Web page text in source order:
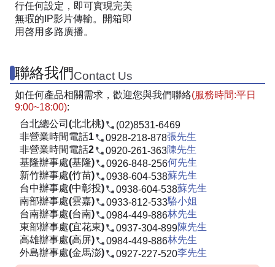
行任何設定，即可實現完美
無瑕的IP影片傳輸。開箱即
用啓用多路廣播。
聯絡我們Contact Us
如任何產品相關需求，歡迎您與我們聯絡(服務時間:平日
9:00~18:00):
台北總公司(北北桃)
(02)8531-6469
非營業時間電話1
0928-218-878張先生
非營業時間電話2
0920-261-363陳先生
基隆辦事處(基隆)
0926-848-256何先生
新竹辦事處(竹苗)
0938-604-538蘇先生
台中辦事處(中彰投)
0938-604-538蘇先生
南部辦事處(雲嘉)
0933-812-533駱小姐
台南辦事處(台南)
0984-449-886林先生
東部辦事處(宜花東)
0937-304-899陳先生
高雄辦事處(高屏)
0984-449-886林先生
外島辦事處(金馬澎)
0927-227-520李先生